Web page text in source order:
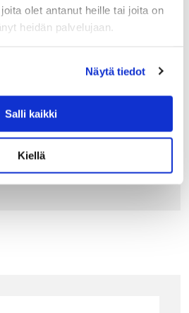
olet antanut heille tai joita on
heidän palvelujaan.
Näytä tiedot
Salli kaikki
Kiellä
TIPPARENGAS
terästä, sisäpuolella
myös huopainen vaihtokappale.
29.00€
LISÄÄ OSTOSKORIIN